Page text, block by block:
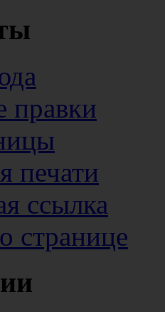
правки
печати
ссылка
странице